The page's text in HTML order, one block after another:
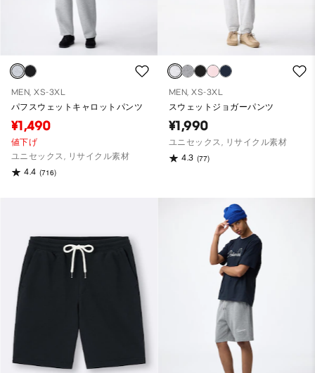
MEN, XS-3XL
パフスウェットキャロットパンツ
¥1,490
値下げ
ユニセックス, リサイクル素材
4.4 (716)
MEN, XS-3XL
スウェットジョガーパンツ
¥1,990
ユニセックス, リサイクル素材
4.3 (77)